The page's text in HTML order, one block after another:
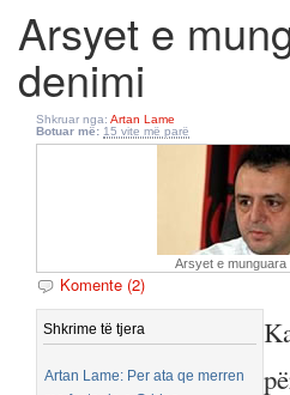
Arsyet e
denimi
Shkruar nga: Artan Lame
Botuar më: 15 vite më parë
Arsyet e munguara
Komente (2)
Shkrime të tjera
Artan Lame: Per ata qe merren